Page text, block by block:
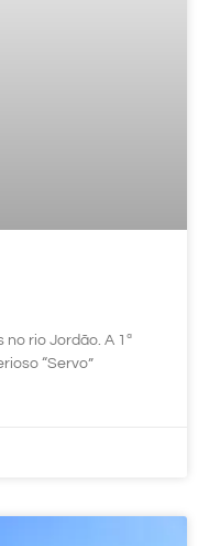
rio Jordão. A 1ª
“Servo”